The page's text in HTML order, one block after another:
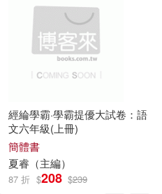
木士(58)
經綸學霸·學霸提優大試卷：語
文六年級(上冊)
簡體書
夏睿（主編）
87 折 $208 $239